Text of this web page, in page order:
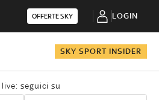
OFFERTE SKY LOGIN
SKY SPORT INSIDER
seguici su